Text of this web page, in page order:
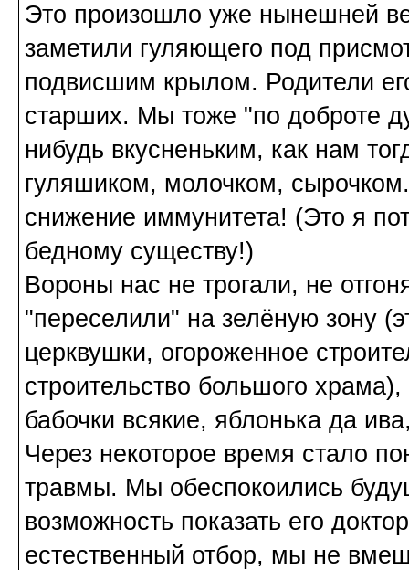
Это произошло уже нынешней
заметили гуляющего под
подвисшим крылом. Родители
старших. Мы тоже "по доброте
нибудь вкусненьким, как нам
гуляшиком, молочком,
снижение иммунитета! (Это я
бедному существу!)
Вороны нас не трогали, не
"переселили" на зелёную зону
церквушки, огороженное
строительство большого храма),
бабочки всякие, яблонька да
Через некоторое время стало
травмы. Мы обеспокоились
возможность показать его
естественный отбор, мы не